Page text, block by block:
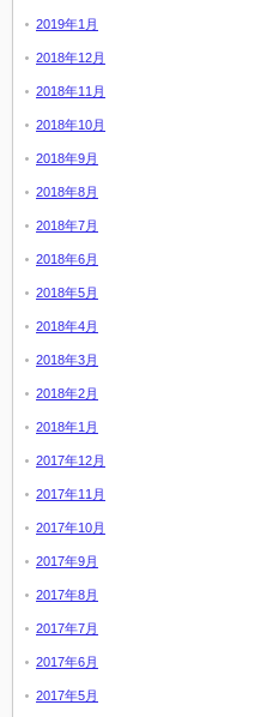
2019年1月
2018年12月
2018年11月
2018年10月
2018年9月
2018年8月
2018年7月
2018年6月
2018年5月
2018年4月
2018年3月
2018年2月
2018年1月
2017年12月
2017年11月
2017年10月
2017年9月
2017年8月
2017年7月
2017年6月
2017年5月